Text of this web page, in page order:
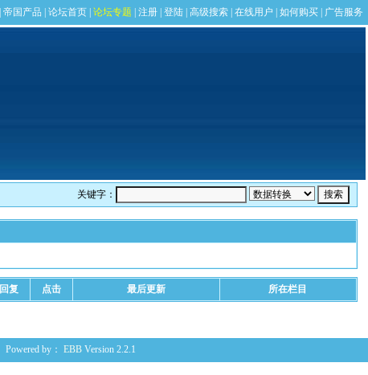
关键字：
回复 点击 最后更新 所在栏目
Powered by： EBB Version 2.2.1